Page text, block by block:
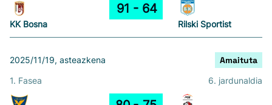
KK Bosna
91 64
Rilski Sportist
2025/11/19, asteazkena Amaituta
1. Fasea 6. jardunaldia